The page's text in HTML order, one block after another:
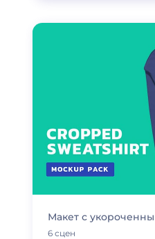
Макет с
6 сцен